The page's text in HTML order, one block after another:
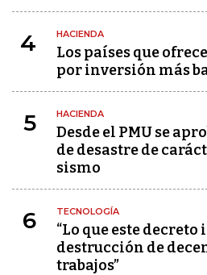
4 HACIENDA
Los países que
por inversión más
5 HACIENDA
Desde el PMU se
de desastre de
sismo
6 TECNOLOGÍA
“Lo que este
destrucción de
trabajos”